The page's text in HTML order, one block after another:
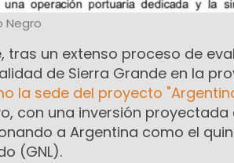
Negro
tras un extenso proceso de
de Sierra Grande en la
la sede del proyecto "Argentina
con una inversión proyectada
a Argentina como el
(GNL).